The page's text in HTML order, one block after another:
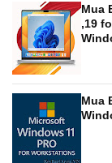
Mua
,19
Mua